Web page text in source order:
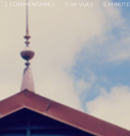
2 COMMENTAIRES 11.4K VUES 2